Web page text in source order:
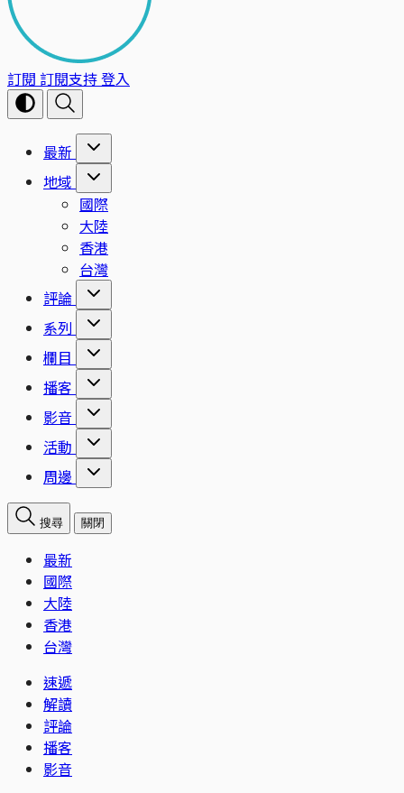
訂閱 訂閱支持登入
最新
地域
國際
大陸
香港
台灣
評論
系列
欄目
播客
影音
活動
周邊
搜尋 關閉
最新
國際
大陸
香港
台灣
速遞
解讀
評論
播客
影音